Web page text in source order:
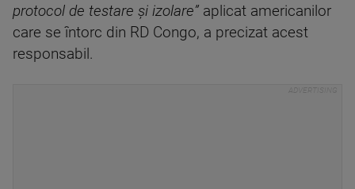
protocol de testare şi izolare” aplicat americanilor
care se întorc din RD Congo, a precizat acest
responsabil.